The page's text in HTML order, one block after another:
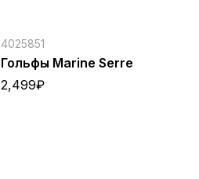
4025851
Гольфы Marine Serre
2,499₽